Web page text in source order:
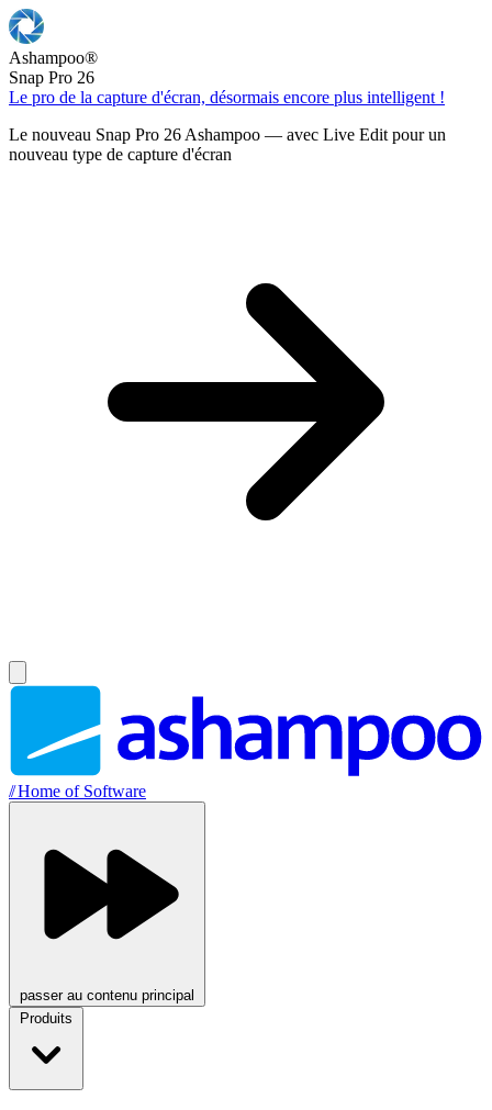
Ashampoo®
Snap Pro 26
Le pro de la capture d'écran, désormais encore plus intelligent !
Le nouveau Snap Pro 26 Ashampoo — avec Live Edit pour un
nouveau type de capture d'écran
//Home of Software
passer au contenu principal
Produits